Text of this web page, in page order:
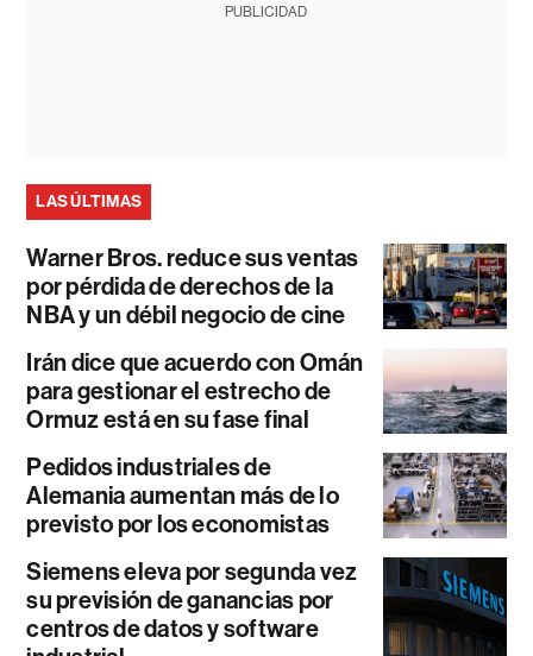
PUBLICIDAD
LAS ÚLTIMAS
Warner Bros. reduce sus ventas
por pérdida de derechos de la
NBA y un débil negocio de cine
Irán dice que acuerdo con Omán
para gestionar el estrecho de
Ormuz está en su fase final
Pedidos industriales de
Alemania aumentan más de lo
previsto por los economistas
Siemens eleva por segunda vez
su previsión de ganancias por
centros de datos y software